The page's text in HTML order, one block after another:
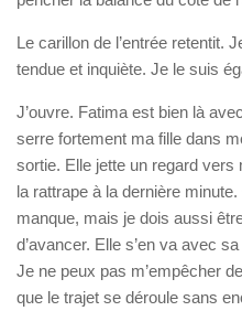
Le carillon de l’entrée retentit.
tendue et inquiète. Je le suis
J’ouvre. Fatima est bien là
serre fortement ma fille dans
sortie. Elle jette un regard
la rattrape à la dernière minute.
manque, mais je dois aussi
d’avancer. Elle s’en va avec
Je ne peux pas m’empêcher
que le trajet se déroule sans